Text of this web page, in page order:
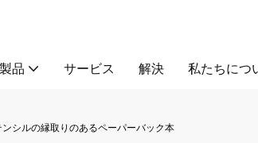
製品 サービス 解決 私たちにつ
ンシルの縁取りのあるペーパーバック本